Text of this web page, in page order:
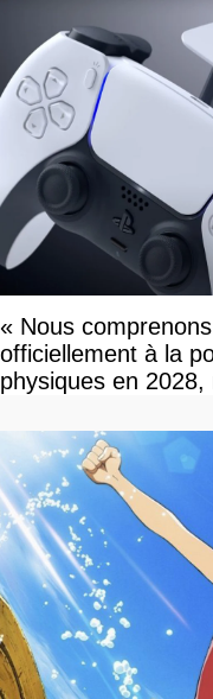
« Nous
officiellement à la
physiques en